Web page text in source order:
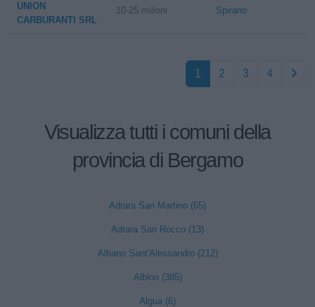
UNION
CARBURANTI SRL
10-25 milioni Spirano
1 2 3 4
Visualizza tutti i comuni della
provincia di Bergamo
Adrara San Martino (65)
Adrara San Rocco (13)
Albano Sant'Alessandro (212)
Albino (385)
Algua (6)